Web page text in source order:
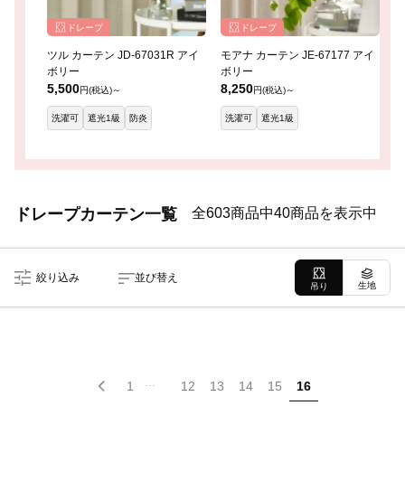
ドレープ
ツル カーテン JD-67031R アイ
ボリー
5,500円(税込)～
洗濯可 遮光1級 防炎
ドレープ
モアナ カーテン JE-67177 アイ
ボリー
8,250円(税込)～
洗濯可 遮光1級
ドレープカーテン一覧 全603商品中40商品を表示中
絞り込み 並び替え
吊り 生地
1 12 13 14 15 16